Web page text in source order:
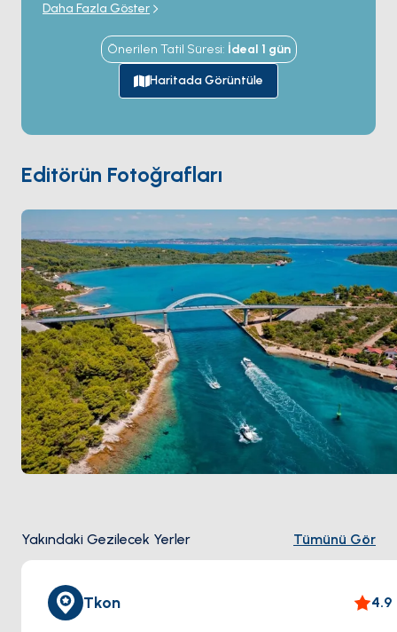
zengin Akdeniz bitki örtüsü
tepeleriyle Pašman, kalabalıklardan uzaklaşmak
isteyenler için ideal bir mola noktası sunar.
Adanın en dikkat çekici özelliklerinden biri,
gelgit akıntılarınındenizi doğal olarak temizlemesi
plajları, manzaralı yürüyüs parkurları
doğayla bütünleşmek ve adalı yaşamın sakin ritmine
ayak uydurmak isteyenleri kendine çeker.
Anakaraya kolayca ulaşılabilen bu huzurlu ada,
Dalmaçya’nın sade ve dingin atmosferini hissetmek
isteyenler için unutulmaz bir kaçış noktası sunar.
Daha Fazla Göster
Önerilen Tatil Süresi: İdeal 1 gün
Haritada Görüntüle
Editörün Fotoğrafları
Yakındaki Gezilecek Yerler Tümünü Gör
Tkon 4.9